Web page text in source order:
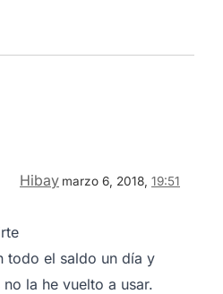
Hibay marzo 6, 2018, 19:51
todo el saldo un día y
la he vuelto a usar.